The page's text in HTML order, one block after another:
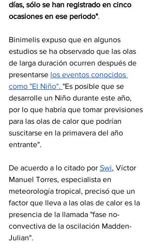
días, sólo se han registrado en cinco
ocasiones en ese periodo".
Binimelis expuso que en algunos
estudios se ha observado que las olas
de larga duración ocurren después de
presentarse los eventos conocidos
como "El Niño". "Es posible que se
desarrolle un Niño durante este año,
por lo que habría que tomar previsiones
para las olas de calor que podrían
suscitarse en la primavera del año
entrante".
De acuerdo a lo citado por Swi, Víctor
Manuel Torres, especialista en
meteorología tropical, precisó que un
factor que lleva a las olas de calor es la
presencia de la llamada "fase no-
convectiva de la oscilación Madden-
Julian".